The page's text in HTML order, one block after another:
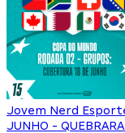
Jovem Nerd
JUNHO -